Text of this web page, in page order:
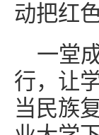
动把红
一堂
行，让
当民族